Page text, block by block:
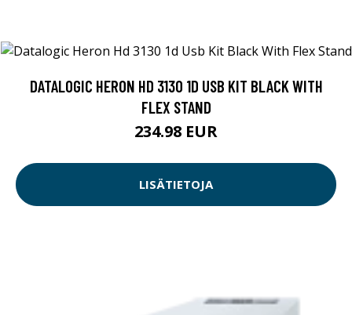
DATALOGIC HERON HD 3130 1D USB KIT BLACK WITH
FLEX STAND
234.98 EUR
LISÄTIETOJA